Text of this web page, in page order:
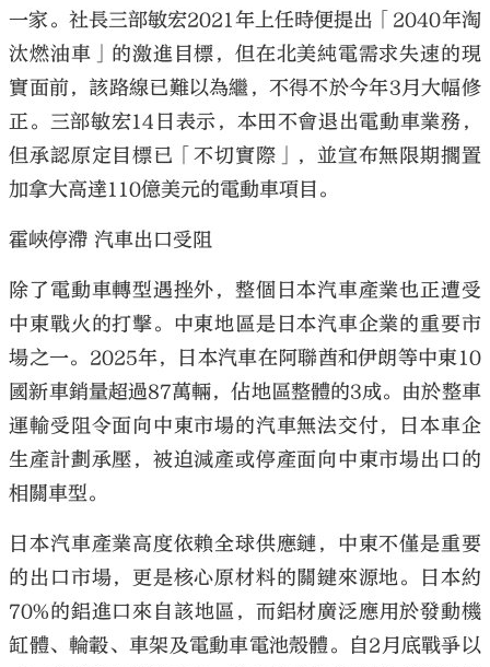
一家。社長三部敏宏2021年上任時便提出「2040年淘
汰燃油車」的激進目標，但在北美純電需求失速的現
實面前，該路線已難以為繼，不得不於今年3月大幅修
正。三部敏宏14日表示，本田不會退出電動車業務，
但承認原定目標已「不切實際」，並宣布無限期擱置
加拿大高達110億美元的電動車項目。
霍峽停滯 汽車出口受阻
除了電動車轉型遇挫外，整個日本汽車產業也正遭受
中東戰火的打擊。中東地區是日本汽車企業的重要市
場之一。2025年，日本汽車在阿聯酋和伊朗等中東10
國新車銷量超過87萬輛，佔地區整體的3成。由於整車
運輸受阻令面向中東市場的汽車無法交付，日本車企
生產計劃承壓，被迫減產或停產面向中東市場出口的
相關車型。
日本汽車產業高度依賴全球供應鏈，中東不僅是重要
的出口市場，更是核心原材料的關鍵來源地。日本約
70%的鋁進口來自該地區，而鋁材廣泛應用於發動機
缸體、輪轂、車架及電動車電池殼體。自2月底戰爭以